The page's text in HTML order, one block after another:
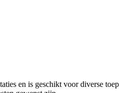
en is geschikt voor diverse